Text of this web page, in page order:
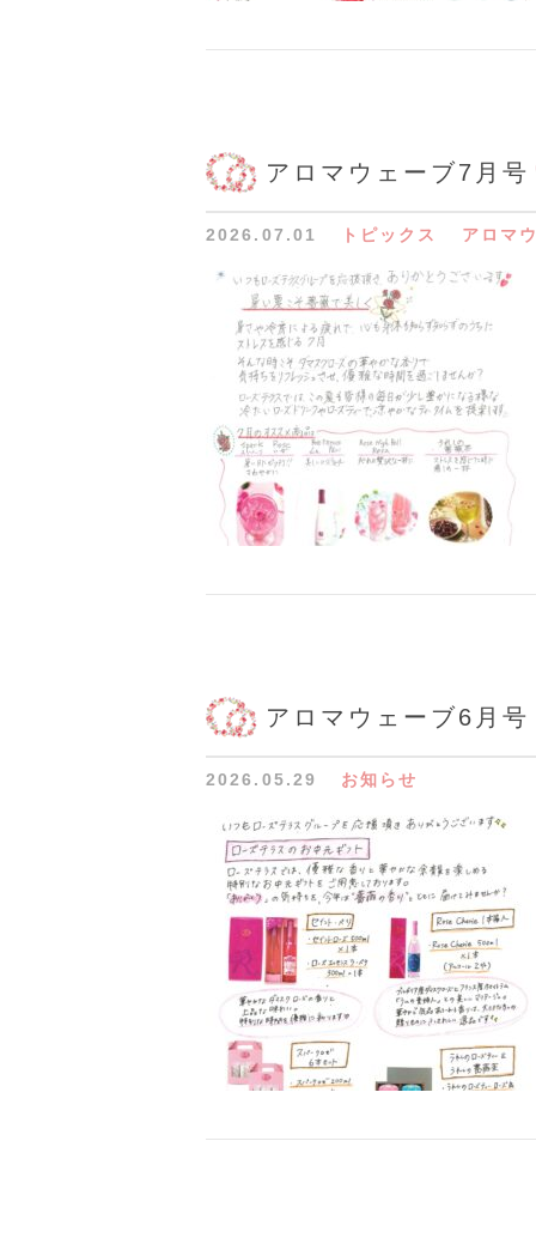
アロマウェーブ7月号
2026.07.01 トピックス アロマ
アロマウェーブ6月号
2026.05.29 お知らせ